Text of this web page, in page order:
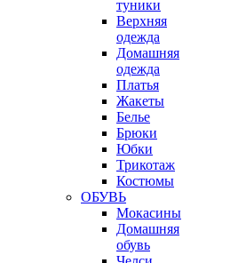
туники
Верхняя
одежда
Домашняя
одежда
Платья
Жакеты
Белье
Брюки
Юбки
Трикотаж
Костюмы
ОБУВЬ
Мокасины
Домашняя
обувь